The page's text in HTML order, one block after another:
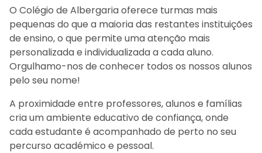
O Colégio de Albergaria oferece turmas mais
pequenas do que a maioria das restantes instituições
de ensino, o que permite uma atenção mais
personalizada e individualizada a cada aluno.
Orgulhamo-nos de conhecer todos os nossos alunos
pelo seu nome!
A proximidade entre professores, alunos e famílias
cria um ambiente educativo de confiança, onde
cada estudante é acompanhado de perto no seu
percurso académico e pessoal.